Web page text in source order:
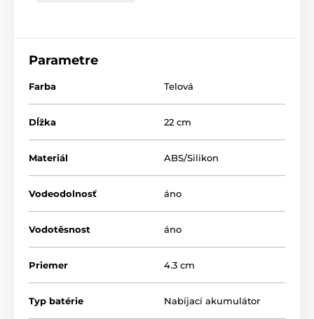
Parametre
Farba Telová
Dĺžka 22 cm
Materiál ABS/Silikon
Vodeodolnosť áno
Vodotěsnost áno
Priemer 4.3 cm
Typ batérie Nabíjací akumulátor